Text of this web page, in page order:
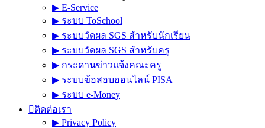
▶︎ E-Service
▶︎ ระบบ ToSchool
▶︎ ระบบวัดผล SGS สำหรับนักเรียน
▶︎ ระบบวัดผล SGS สำหรับครู
▶︎ กระดานข่าวแจ้งคณะครู
▶︎ ระบบข้อสอบออนไลน์ PISA
▶︎ ระบบ e-Money
ติดต่อเรา
▶︎ Privacy Policy